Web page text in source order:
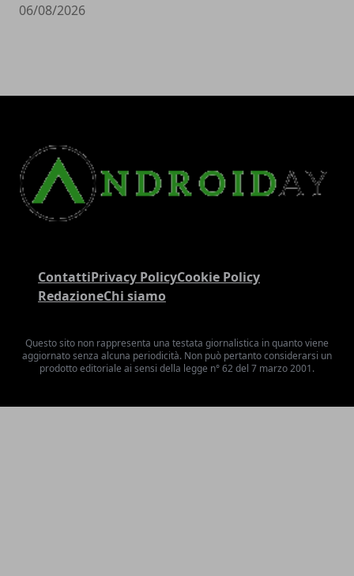
06/08/2026
ContattiPrivacy PolicyCookie Policy
RedazioneChi siamo
Questo sito non rappresenta una testata giornalistica in quanto viene
aggiornato senza alcuna periodicità. Non può pertanto considerarsi un
prodotto editoriale ai sensi della legge n° 62 del 7 marzo 2001.